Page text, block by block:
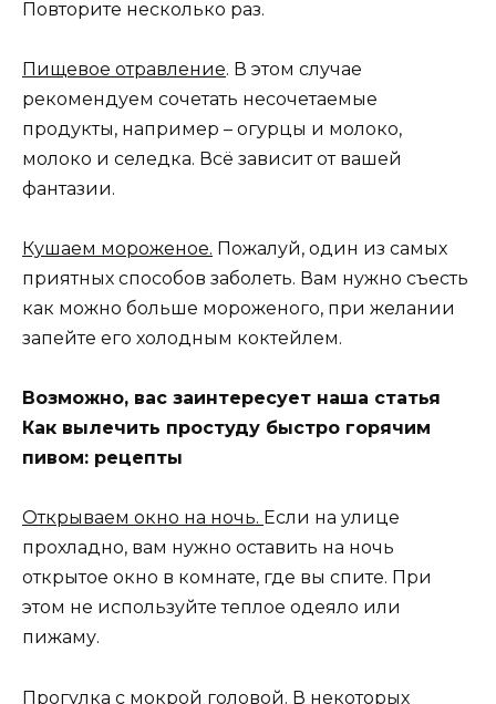
Повторите несколько раз.
Пищевое отравление. В этом случае
рекомендуем сочетать несочетаемые
продукты, например – огурцы и молоко,
молоко и селедка. Всё зависит от вашей
фантазии.
Кушаем мороженое. Пожалуй, один из самых
приятных способов заболеть. Вам нужно съесть
как можно больше мороженого, при желании
запейте его холодным коктейлем.
Возможно, вас заинтересует наша статья
Как вылечить простуду быстро горячим
пивом: рецепты
Открываем окно на ночь. Если на улице
прохладно, вам нужно оставить на ночь
открытое окно в комнате, где вы спите. При
этом не используйте теплое одеяло или
пижаму.
Прогулка с мокрой головой. В некоторых